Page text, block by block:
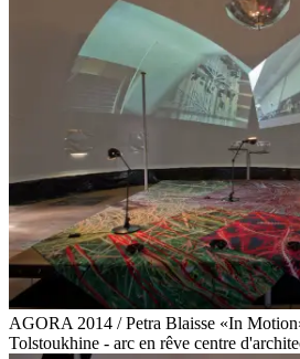
AGORA 2014 / Petra Blaisse «In
Tolstoukhine - arc en rêve centre